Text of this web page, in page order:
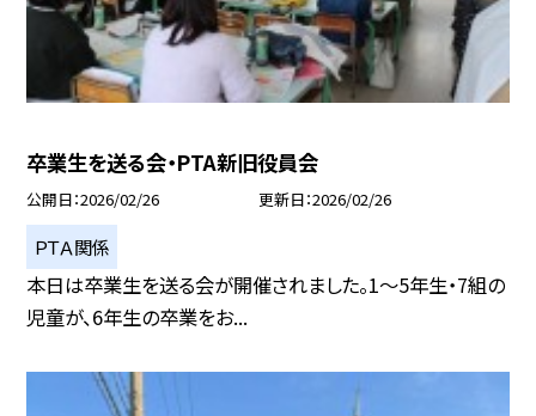
卒業生を送る会・PTA新旧役員会
公開日 2026/02/26 更新日 2026/02/26
ＰＴＡ関係
本日は卒業生を送る会が開催されました。1〜5年生・7組の
児童が、6年生の卒業をお...